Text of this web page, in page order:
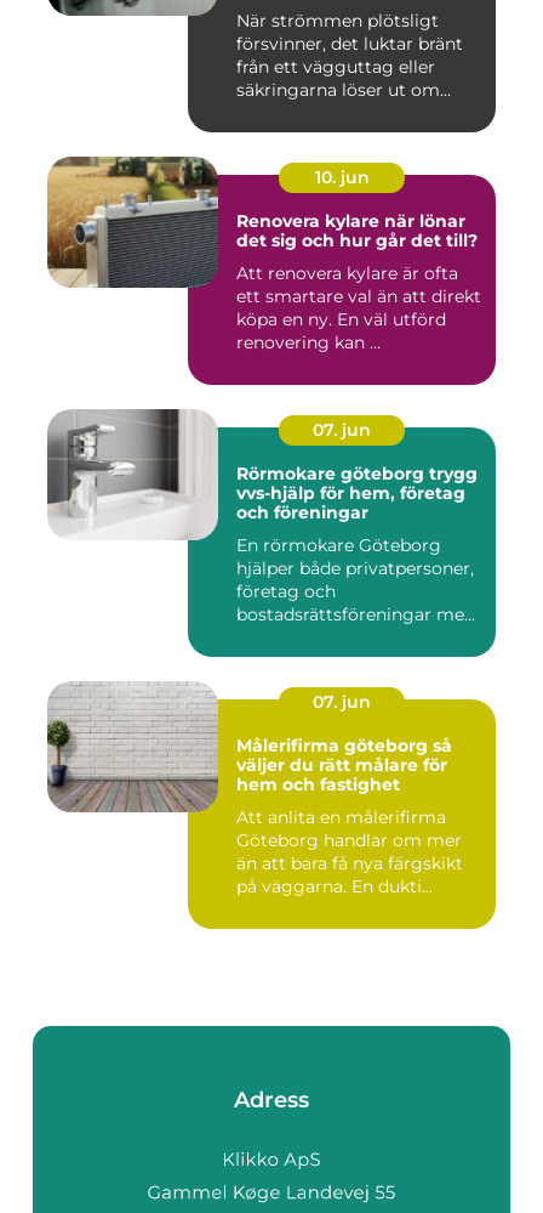
När strömmen plötsligt
försvinner, det luktar bränt
från ett vägguttag eller
säkringarna löser ut om...
10. jun
Renovera kylare när lönar
det sig och hur går det till?
Att renovera kylare är ofta
ett smartare val än att direkt
köpa en ny. En väl utförd
renovering kan ...
07. jun
Rörmokare göteborg trygg
vvs-hjälp för hem, företag
och föreningar
En rörmokare Göteborg
hjälper både privatpersoner,
företag och
bostadsrättsföreningar med
07. jun
Målerifirma göteborg så
väljer du rätt målare för
hem och fastighet
Att anlita en målerifirma
Göteborg handlar om mer
än att bara få nya färgskikt
på väggarna. En dukti...
Adress